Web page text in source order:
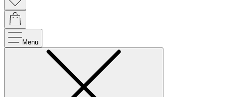
Menu